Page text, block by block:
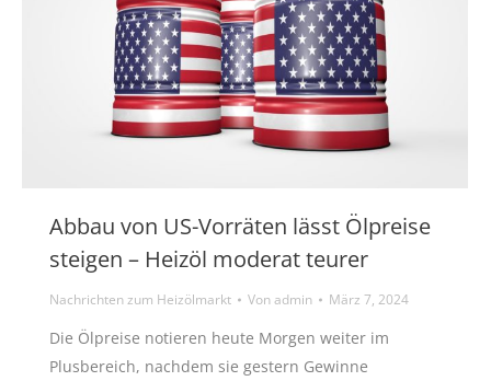
Abbau von US-Vorräten lässt Ölpreise
steigen – Heizöl moderat teurer
Nachrichten zum Heizölmarkt Vonadmin März 7, 2024
Die Ölpreise notieren heute Morgen weiter im
Plusbereich, nachdem sie gestern Gewinne